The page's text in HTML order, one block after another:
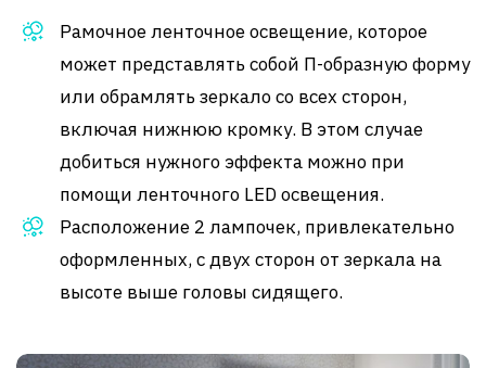
Рамочное ленточное освещение, которое
может представлять собой П-образную форму
или обрамлять зеркало со всех сторон,
включая нижнюю кромку. В этом случае
добиться нужного эффекта можно при
помощи ленточного LED освещения.
Расположение 2 лампочек, привлекательно
оформленных, с двух сторон от зеркала на
высоте выше головы сидящего.